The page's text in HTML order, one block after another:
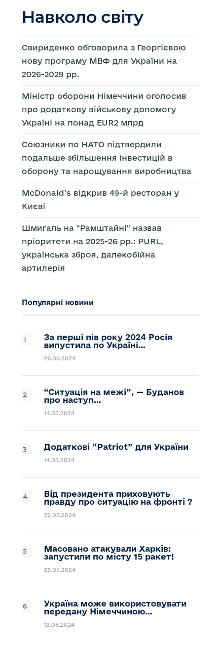
Навколо світу
Свириденко обговорила з Георгієвою
нову програму МВФ для України на
2026-2029 рр.
Міністр оборони Німеччини оголосив
про додаткову військову допомогу
Україні на понад EUR2 млрд
Союзники по НАТО підтвердили
подальше збільшення інвестицій в
оборону та нарощування виробництва
McDonald’s відкрив 49-й ресторан у
Києві
Шмигаль на "Рамштайні" назвав
пріоритети на 2025-26 рр.: PURL,
українська зброя, далекобійна
артилерія
Популярні новини
За перші пів року 2024 Росія
випустила по Україні…
26.06.2024
“Ситуація на межі”, — Буданов
про наступ…
14.05.2024
Додаткові “Patriot” для України
14.05.2024
Від президента приховують
правду про ситуацію на фронті ?
22.05.2024
Масовано атакували Харків:
запустили по місту 15 ракет!
23.05.2024
Україна може використовувати
передану Німеччиною…
12.08.2024